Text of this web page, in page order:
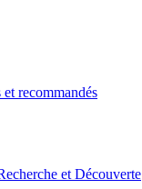
recommandés
et Découverte